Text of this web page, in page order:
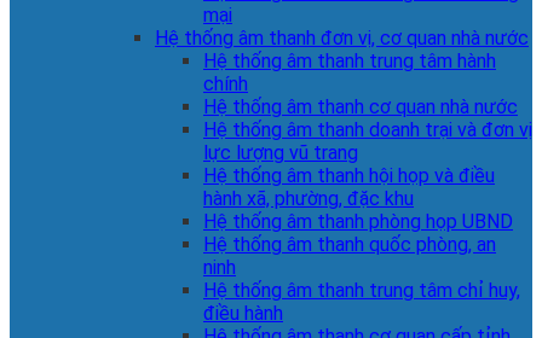
mại
Hệ thống âm thanh đơn vị, cơ quan nhà nước
Hệ thống âm thanh trung tâm hành
chính
Hệ thống âm thanh cơ quan nhà nước
Hệ thống âm thanh doanh trại và đơn vị
lực lượng vũ trang
Hệ thống âm thanh hội họp và điều
hành xã, phường, đặc khu
Hệ thống âm thanh phòng họp UBND
Hệ thống âm thanh quốc phòng, an
ninh
Hệ thống âm thanh trung tâm chỉ huy,
điều hành